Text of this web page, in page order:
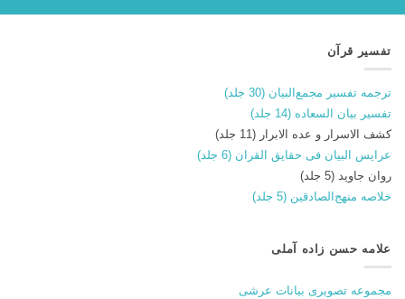
تفسیر قرآن
ترجمه تفسیر مجمع‌البیان (30 جلد)
تفسیر بیان السعاده (14 جلد)
کشف الاسرار و عده الابرار (11 جلد)
عرایس البیان فی حقایق القران (6 جلد)
روان جاوید (5 جلد)
خلاصه منهج‌الصادقین (5 جلد)
علامه حسن زاده آملی
مجموعه تصویری بیانات عرشی